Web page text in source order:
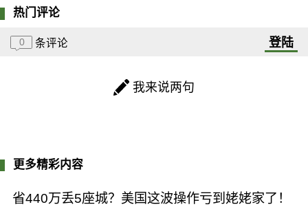
热门评论
0 条评论 登陆
我来说两句
更多精彩内容
省440万丢5座城？美国这波操作亏到姥姥家了！